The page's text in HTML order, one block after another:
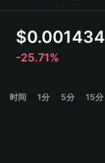
Español
$0.001434
-25.71%
时间 1分 5分 15分